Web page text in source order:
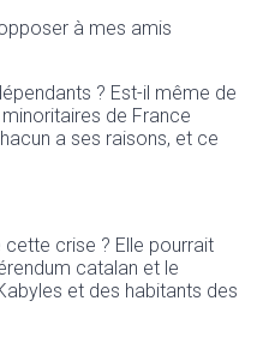
à mes amis
? Est-il même de
de France
a ses raisons, et ce
cette crise ? Elle pourrait
catalan et le
et des habitants des